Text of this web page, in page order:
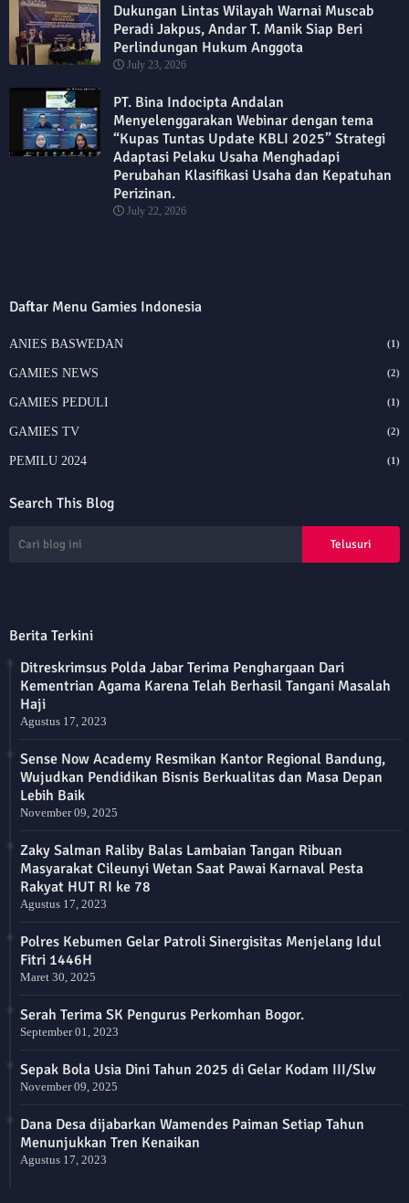
Dukungan Lintas Wilayah Warnai Muscab
Peradi Jakpus, Andar T. Manik Siap Beri
Perlindungan Hukum Anggota
July 23, 2026
PT. Bina Indocipta Andalan
Menyelenggarakan Webinar dengan tema
“Kupas Tuntas Update KBLI 2025” Strategi
Adaptasi Pelaku Usaha Menghadapi
Perubahan Klasifikasi Usaha dan Kepatuhan
Perizinan.
July 22, 2026
Daftar Menu Gamies Indonesia
ANIES BASWEDAN (1)
GAMIES NEWS (2)
GAMIES PEDULI (1)
GAMIES TV (2)
PEMILU 2024 (1)
Search This Blog
Berita Terkini
Ditreskrimsus Polda Jabar Terima Penghargaan Dari
Kementrian Agama Karena Telah Berhasil Tangani Masalah
Haji
Agustus 17, 2023
Sense Now Academy Resmikan Kantor Regional Bandung,
Wujudkan Pendidikan Bisnis Berkualitas dan Masa Depan
Lebih Baik
November 09, 2025
Zaky Salman Raliby Balas Lambaian Tangan Ribuan
Masyarakat Cileunyi Wetan Saat Pawai Karnaval Pesta
Rakyat HUT RI ke 78
Agustus 17, 2023
Polres Kebumen Gelar Patroli Sinergisitas Menjelang Idul
Fitri 1446H
Maret 30, 2025
Serah Terima SK Pengurus Perkomhan Bogor.
September 01, 2023
Sepak Bola Usia Dini Tahun 2025 di Gelar Kodam III/Slw
November 09, 2025
Dana Desa dijabarkan Wamendes Paiman Setiap Tahun
Menunjukkan Tren Kenaikan
Agustus 17, 2023